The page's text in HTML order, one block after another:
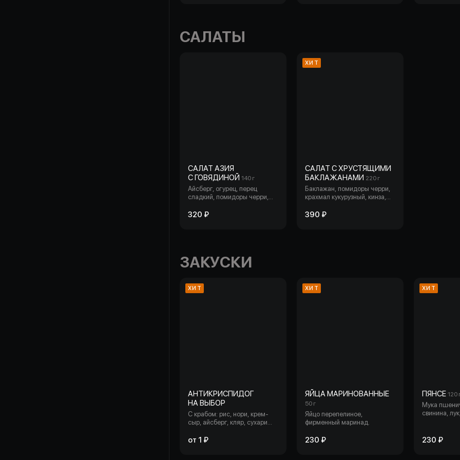
САЛАТЫ
САЛАТ АЗИЯ
С ГОВЯДИНОЙ 140 г
Айсберг, огурец, перец
сладкий, помидоры черри,
австралийский, лук красный,
320 ₽
ХИТ
САЛАТ С ХРУСТЯЩИМИ
БАКЛАЖАНАМИ 220 г
Баклажан, помидоры черри,
крахмал кукурузный, кинза,
сырный мусс, устричный
390 ₽
ЗАКУСКИ
ХИТ
АНТИКРИСПИДОГ
НА ВЫБОР
С крабом: рис, нори, крем-
сыр, айсберг, кляр, сухари
кунжут, снежный краб, соус
от 1 ₽
ХИТ
ЯЙЦА МАРИНОВАННЫЕ
50 г
Яйцо перепелиное,
фирменный маринад.
230 ₽
ХИТ
ПЯНСЕ 120
Мука
свинина,
230 ₽